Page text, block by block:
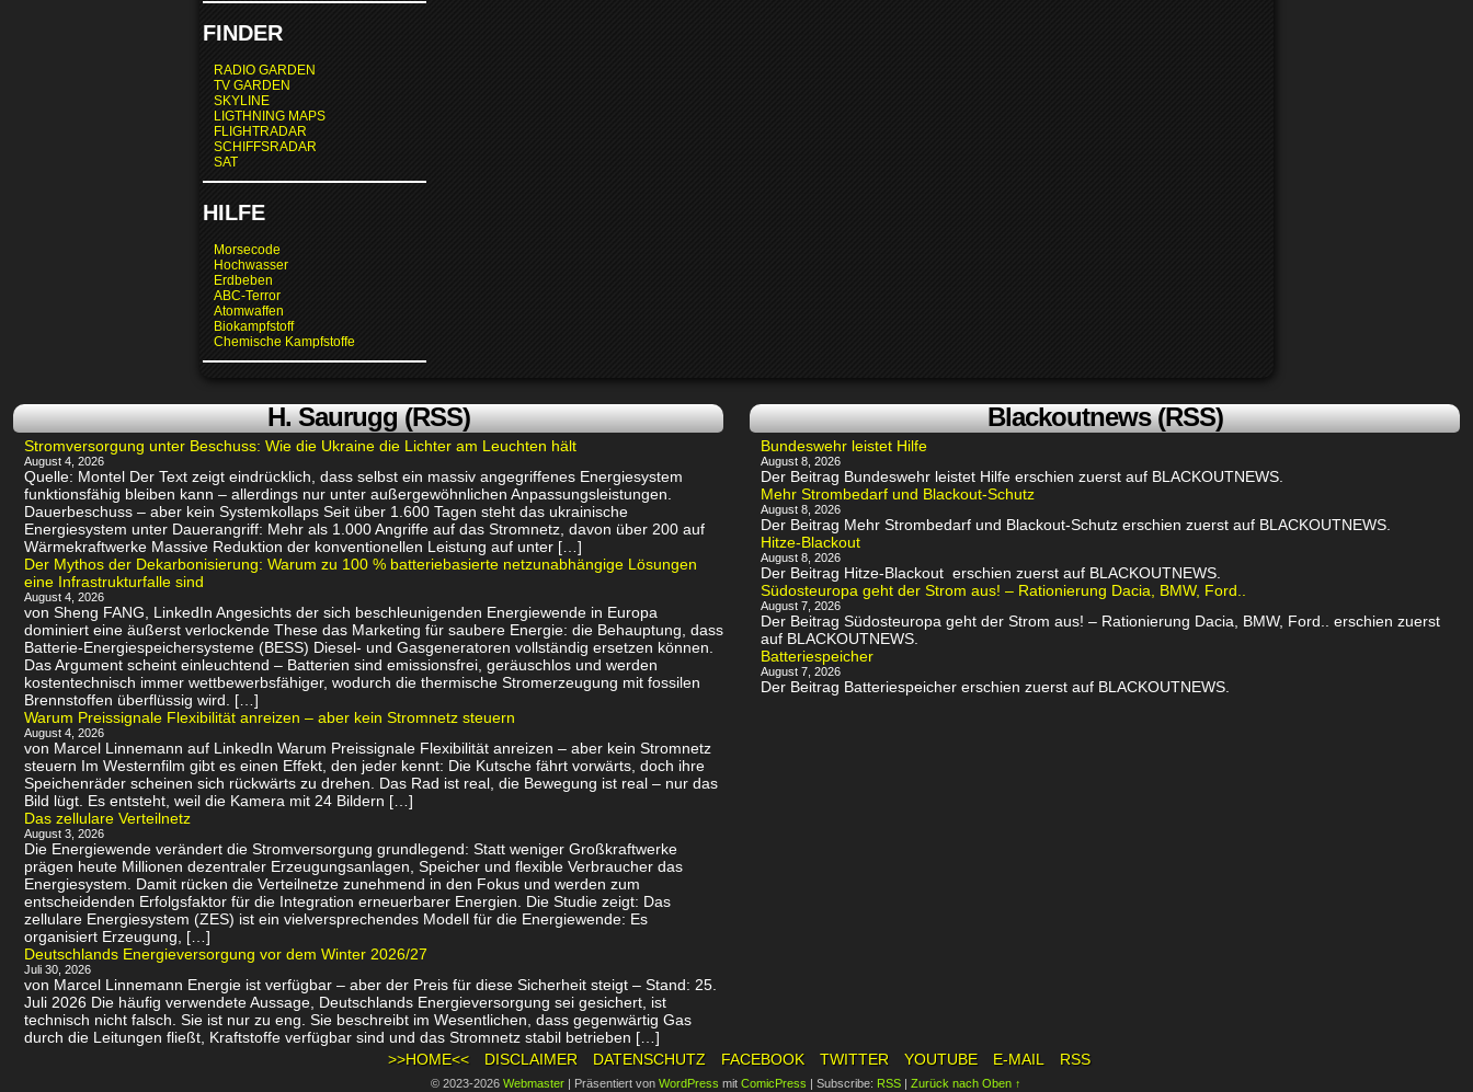
FINDER
RADIO GARDEN
TV GARDEN
SKYLINE
LIGTHNING MAPS
FLIGHTRADAR
SCHIFFSRADAR
SAT
HILFE
Morsecode
Hochwasser
Erdbeben
ABC-Terror
Atomwaffen
Biokampfstoff
Chemische Kampfstoffe
H. Saurugg (RSS)
Stromversorgung unter Beschuss: Wie die Ukraine die Lichter am Leuchten hält
August 4, 2026
Quelle: Montel Der Text zeigt eindrücklich, dass selbst ein massiv angegriffenes Energiesystem
funktionsfähig bleiben kann – allerdings nur unter außergewöhnlichen Anpassungsleistungen.
Dauerbeschuss – aber kein Systemkollaps Seit über 1.600 Tagen steht das ukrainische
Energiesystem unter Dauerangriff: Mehr als 1.000 Angriffe auf das Stromnetz, davon über 200 auf
Wärmekraftwerke Massive Reduktion der konventionellen Leistung auf unter […]
Der Mythos der Dekarbonisierung: Warum zu 100 % batteriebasierte netzunabhängige Lösungen
eine Infrastrukturfalle sind
August 4, 2026
von Sheng FANG, LinkedIn Angesichts der sich beschleunigenden Energiewende in Europa
dominiert eine äußerst verlockende These das Marketing für saubere Energie: die Behauptung, dass
Batterie-Energiespeichersysteme (BESS) Diesel- und Gasgeneratoren vollständig ersetzen können.
Das Argument scheint einleuchtend – Batterien sind emissionsfrei, geräuschlos und werden
kostentechnisch immer wettbewerbsfähiger, wodurch die thermische Stromerzeugung mit fossilen
Brennstoffen überflüssig wird. […]
Warum Preissignale Flexibilität anreizen – aber kein Stromnetz steuern
August 4, 2026
von Marcel Linnemann auf LinkedIn Warum Preissignale Flexibilität anreizen – aber kein Stromnetz
steuern Im Westernfilm gibt es einen Effekt, den jeder kennt: Die Kutsche fährt vorwärts, doch ihre
Speichenräder scheinen sich rückwärts zu drehen. Das Rad ist real, die Bewegung ist real – nur das
Bild lügt. Es entsteht, weil die Kamera mit 24 Bildern […]
Das zellulare Verteilnetz
August 3, 2026
Die Energiewende verändert die Stromversorgung grundlegend: Statt weniger Großkraftwerke
prägen heute Millionen dezentraler Erzeugungsanlagen, Speicher und flexible Verbraucher das
Energiesystem. Damit rücken die Verteilnetze zunehmend in den Fokus und werden zum
entscheidenden Erfolgsfaktor für die Integration erneuerbarer Energien. Die Studie zeigt: Das
zellulare Energiesystem (ZES) ist ein vielversprechendes Modell für die Energiewende: Es
organisiert Erzeugung, […]
Deutschlands Energieversorgung vor dem Winter 2026/27
Juli 30, 2026
von Marcel Linnemann Energie ist verfügbar – aber der Preis für diese Sicherheit steigt – Stand: 25.
Juli 2026 Die häufig verwendete Aussage, Deutschlands Energieversorgung sei gesichert, ist
technisch nicht falsch. Sie ist nur zu eng. Sie beschreibt im Wesentlichen, dass gegenwärtig Gas
durch die Leitungen fließt, Kraftstoffe verfügbar sind und das Stromnetz stabil betrieben […]
Blackoutnews (RSS)
Bundeswehr leistet Hilfe
August 8, 2026
Der Beitrag Bundeswehr leistet Hilfe erschien zuerst auf BLACKOUTNEWS.
Mehr Strombedarf und Blackout-Schutz
August 8, 2026
Der Beitrag Mehr Strombedarf und Blackout-Schutz erschien zuerst auf BLACKOUTNEWS.
Hitze-Blackout
August 8, 2026
Der Beitrag Hitze-Blackout erschien zuerst auf BLACKOUTNEWS.
Südosteuropa geht der Strom aus! – Rationierung Dacia, BMW, Ford..
August 7, 2026
Der Beitrag Südosteuropa geht der Strom aus! – Rationierung Dacia, BMW, Ford.. erschien zuerst
auf BLACKOUTNEWS.
Batteriespeicher
August 7, 2026
Der Beitrag Batteriespeicher erschien zuerst auf BLACKOUTNEWS.
>>HOME<< DISCLAIMER DATENSCHUTZ FACEBOOK TWITTER YOUTUBE E-MAIL RSS
© 2023-2026 Webmaster | Präsentiert von WordPress mit ComicPress | Subscribe: RSS | Zurück nach Oben ↑